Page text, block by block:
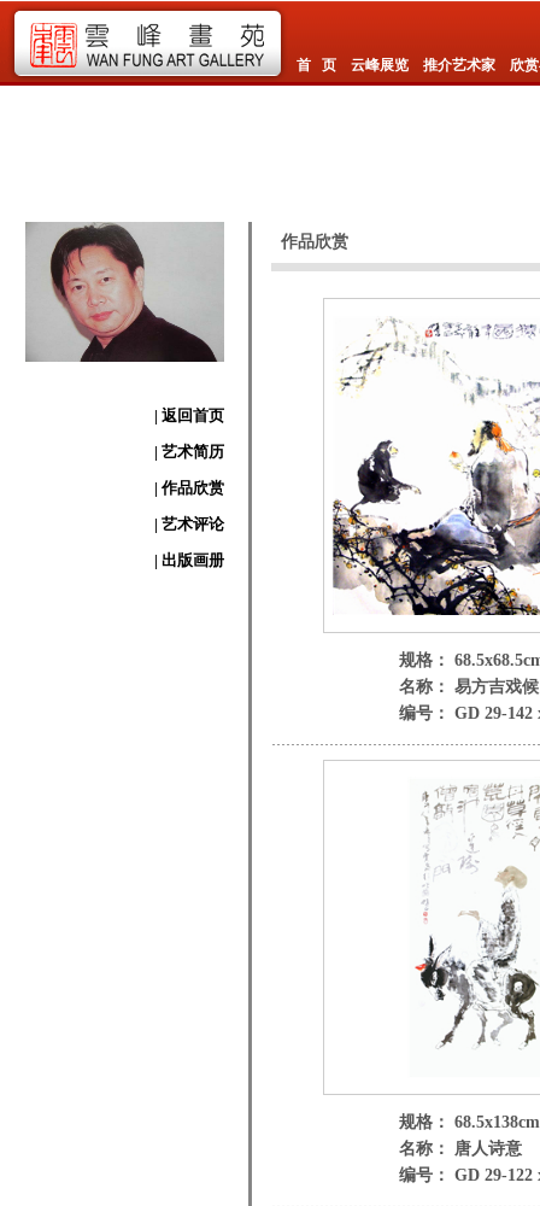
首 页 云峰展览 推介艺术家 欣
| 返回首页
| 艺术简历
| 作品欣赏
| 艺术评论
| 出版画册
作品欣赏
规格：
名称： 易方吉戏
编号： GD 29-142
规格： 68.5x138cm
名称： 唐人诗意
编号： GD 29-122